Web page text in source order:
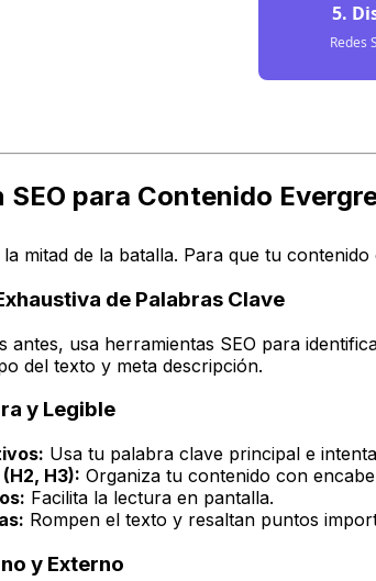
5.
Redes
para Contenido
mitad de la batalla. Para que tu
de Palabras Clave
antes, usa herramientas SEO para
del texto y meta descripción.
y Legible
Usa tu palabra clave principal e
H3): Organiza tu contenido con
Facilita la lectura en pantalla.
Rompen el texto y resaltan puntos
y Externo